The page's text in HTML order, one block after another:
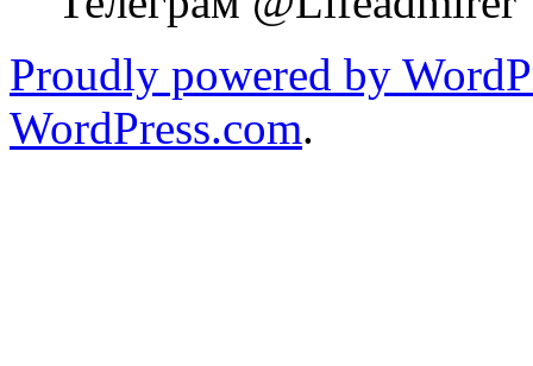
Proudly powered by
WordPress.com.